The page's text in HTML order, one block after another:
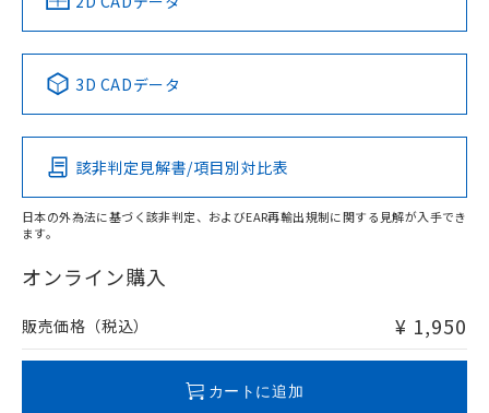
Pb Hg Cd Cr(VI)
O
在庫等で未対応品が混在する可能性があります。
問い合わせください。
No No No No
この製品の規格認証/適合状況ページへ
その他の認証はこちらのページからご検索ください
3D CADデータ
該非判定見解書/項目別対比表
日本の外為法に基づく該非判定、およびEAR再輸出規制に関する見解が入手でき
ます。
オンライン購入
販売価格（税込） ¥ 1,950
カートに追加